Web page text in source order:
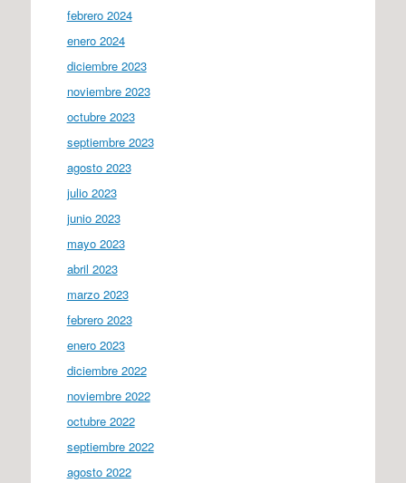
febrero 2024
enero 2024
diciembre 2023
noviembre 2023
octubre 2023
septiembre 2023
agosto 2023
julio 2023
junio 2023
mayo 2023
abril 2023
marzo 2023
febrero 2023
enero 2023
diciembre 2022
noviembre 2022
octubre 2022
septiembre 2022
agosto 2022